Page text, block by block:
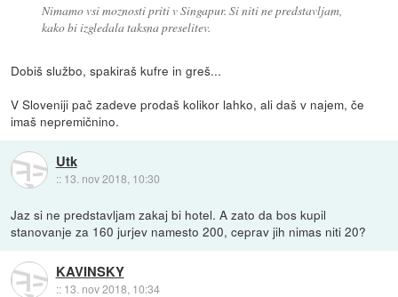
Nimamo vsi moznosti priti v Singapur. Si niti ne predstavljam,
kako bi izgledala taksna preselitev.
Dobiš službo, spakiraš kufre in greš...
V Sloveniji pač zadeve prodaš kolikor lahko, ali daš v najem, če
imaš nepremičnino.
Utk
:: 13. nov 2018, 10:30
Jaz si ne predstavljam zakaj bi hotel. A zato da bos kupil
stanovanje za 160 jurjev namesto 200, ceprav jih nimas niti 20?
KAVINSKY
:: 13. nov 2018, 10:34